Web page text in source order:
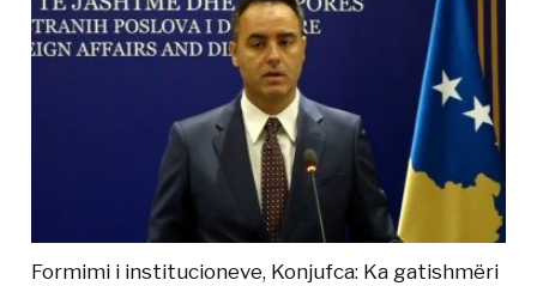
Formimi i institucioneve, Konjufca: Ka gatishmëri